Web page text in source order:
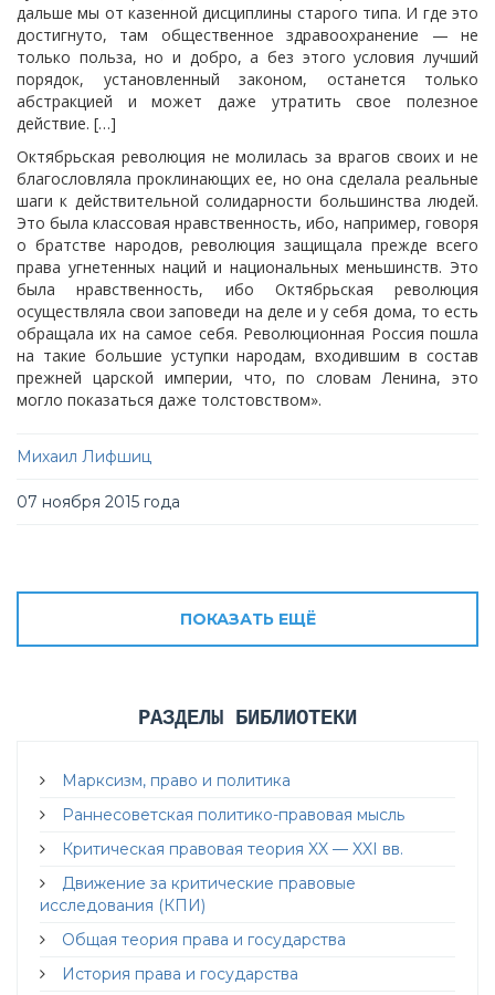
дальше мы от казенной дисциплины старого типа. И где это
достигнуто, там общественное здравоохранение — не
только польза, но и добро, а без этого условия лучший
порядок, установленный законом, останется только
абстракцией и может даже утратить свое полезное
действие. […]
Октябрьская революция не молилась за врагов своих и не
благословляла проклинающих ее, но она сделала реальные
шаги к действительной солидарности большинства людей.
Это была классовая нравственность, ибо, например, говоря
о братстве народов, революция защищала прежде всего
права угнетенных наций и национальных меньшинств. Это
была нравственность, ибо Октябрьская революция
осуществляла свои заповеди на деле и у себя дома, то есть
обращала их на самое себя. Революционная Россия пошла
на такие большие уступки народам, входившим в состав
прежней царской империи, что, по словам Ленина, это
могло показаться даже толстовством».
Михаил Лифшиц
07 ноября 2015 года
ПОКАЗАТЬ ЕЩЁ
РАЗДЕЛЫ БИБЛИОТЕКИ
Марксизм, право и политика
Раннесоветская политико-правовая мысль
Критическая правовая теория XX — XXI вв.
Движение за критические правовые
исследования (КПИ)
Общая теория права и государства
История права и государства